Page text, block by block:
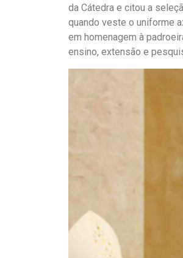
da Cátedra e citou a
quando veste o uniforme
em homenagem à
ensino, extensão e